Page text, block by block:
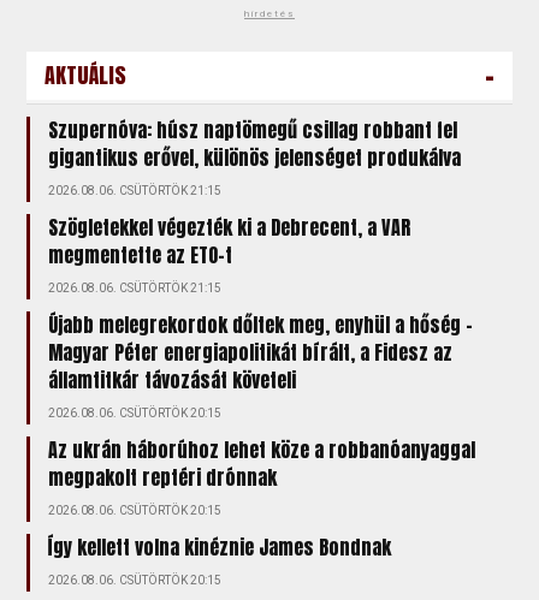
hirdetés
AKTUÁLIS -
Szupernóva: húsz naptömegű csillag robbant fel
gigantikus erővel, különös jelenséget produkálva
2026.08.06. CSÜTÖRTÖK 21:15
Szögletekkel végezték ki a Debrecent, a VAR
megmentette az ETO-t
2026.08.06. CSÜTÖRTÖK 21:15
Újabb melegrekordok dőltek meg, enyhül a hőség –
Magyar Péter energiapolitikát bírált, a Fidesz az
államtitkár távozását követeli
2026.08.06. CSÜTÖRTÖK 20:15
Az ukrán háborúhoz lehet köze a robbanóanyaggal
megpakolt reptéri drónnak
2026.08.06. CSÜTÖRTÖK 20:15
Így kellett volna kinéznie James Bondnak
2026.08.06. CSÜTÖRTÖK 20:15